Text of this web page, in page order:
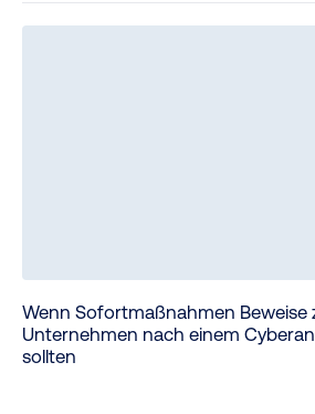
Wenn Sofortmaßnahmen Beweise
Unternehmen nach einem
sollten